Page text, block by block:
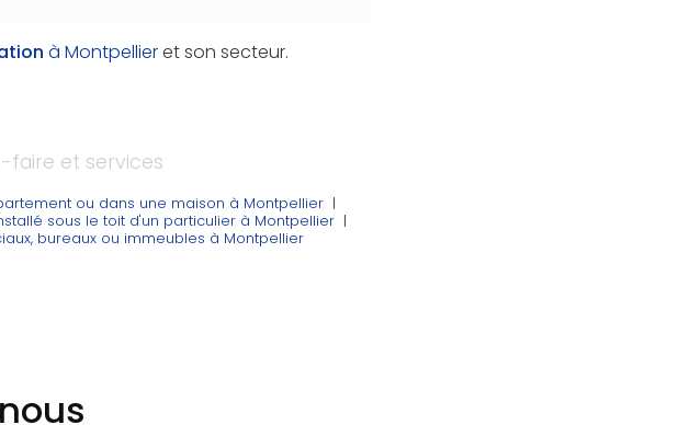
à Montpellieret son secteur.
faire et services
ou dans une maison à Montpellier |
sous le toit d'un particulier à Montpellier |
bureaux ou immeubles à Montpellier